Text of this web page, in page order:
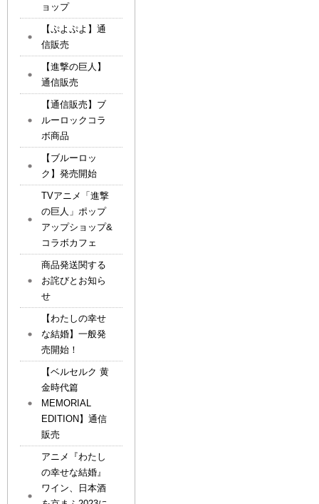
ョップ
【ぷよぷよ】通
信販売
【進撃の巨人】
通信販売
【通信販売】ブ
ルーロックコラ
ボ商品
【ブルーロッ
ク】発売開始
TVアニメ「進撃
の巨人」ポップ
アップショップ&
コラボカフェ
商品発送関する
お詫びとお知ら
せ
【わたしの幸せ
な結婚】一般発
売開始！
【ベルセルク 黄
金時代篇
MEMORIAL
EDITION】通信
販売
アニメ『わたし
の幸せな結婚』
ワイン、日本酒